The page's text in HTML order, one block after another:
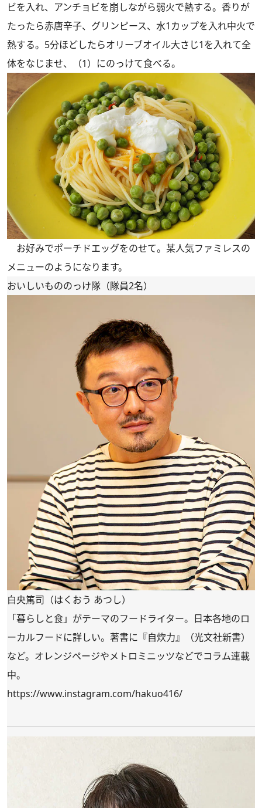
ビを入れ、アンチョビを崩しながら弱火で熱する。香りが
たったら赤唐辛子、グリンピース、水1カップを入れ中火で
熱する。5分ほどしたらオリーブオイル大さじ1を入れて全
体をなじませ、（1）にのっけて食べる。
お好みでポーチドエッグをのせて。某人気ファミレスの
メニューのようになります。
おいしいもののっけ隊（隊員2名）
白央篤司（はくおう あつし）
「暮らしと食」がテーマのフードライター。日本各地のロ
ーカルフードに詳しい。著書に『自炊力』（光文社新書）
など。オレンジページやメトロミニッツなどでコラム連載
中。
https://www.instagram.com/hakuo416/